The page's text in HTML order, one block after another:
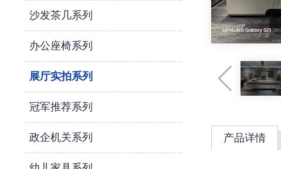
沙发茶几系列
办公座椅系列
展厅实拍系列
冠军推荐系列
政企机关系列 产品详情